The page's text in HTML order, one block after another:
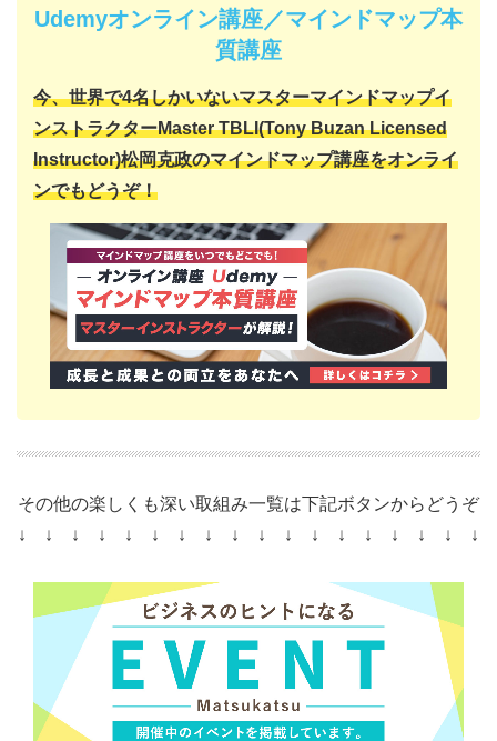
Udemyオンライン講座／マインドマップ本
質講座
今、世界で4名しかいないマスターマインドマップイ
ンストラクターMaster TBLI(Tony Buzan Licensed
Instructor)松岡克政のマインドマップ講座をオンライ
ンでもどうぞ！
その他の楽しくも深い取組み一覧は下記ボタンからどうぞ
↓ ↓ ↓ ↓ ↓ ↓ ↓ ↓ ↓ ↓ ↓ ↓ ↓ ↓ ↓ ↓ ↓ ↓